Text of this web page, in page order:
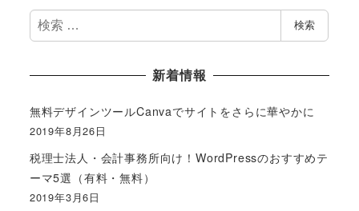
検
索
検索
新着情報
無料デザインツールCanvaでサイトをさらに華やかに
2019年8月26日
税理士法人・会計事務所向け！WordPressのおすすめテ
ーマ5選（有料・無料）
2019年3月6日